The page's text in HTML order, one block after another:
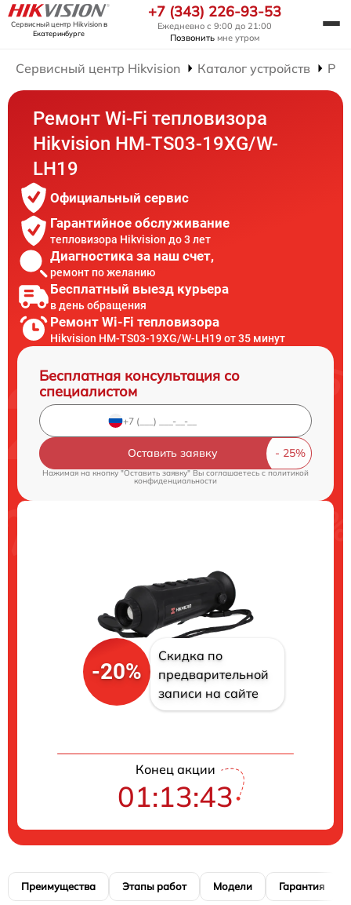
Сервисный центр Hikvisionв
Екатеринбурге
+7 (343) 226-93-53
Ежедневно с 9:00 до 21:00
Позвонить мне утром
Сервисный центр Hikvision Каталог устройств
Ремонт Wi-Fi тепловизора
Hikvision HM-TS03-19XG/W-
LH19
Официальный сервис
Гарантийное обслуживание
тепловизора Hikvision до 3 лет
Диагностика за наш счет,
ремонт по желанию
Бесплатный выезд курьера
в день обращения
Ремонт Wi-Fi тепловизора
Hikvision HM-TS03-19XG/W-LH19 от 35 минут
Бесплатная консультация со
специалистом
Оставить заявку
Нажимая на кнопку "Оставить заявку" Вы соглашаетесь cполитикой
конфиденциальности
-20%
Скидка по
предварительной
записи на сайте
Конец акции
01:13:42
Преимущества Этапы работ Модели Гарантия